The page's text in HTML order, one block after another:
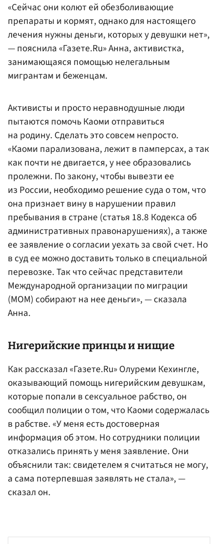
«Сейчас они колют ей обезболивающие
препараты и кормят, однако для настоящего
лечения нужны деньги, которых у девушки нет»,
— пояснила «Газете.Ru» Анна, активистка,
занимающаяся помощью нелегальным
мигрантам и беженцам.
Активисты и просто неравнодушные люди
пытаются помочь Каоми отправиться
на родину. Сделать это совсем непросто.
«Каоми парализована, лежит в памперсах, а так
как почти не двигается, у нее образовались
пролежни. По закону, чтобы вывезти ее
из России, необходимо решение суда о том, что
она признает вину в нарушении правил
пребывания в стране (статья 18.8 Кодекса об
административных правонарушениях), а также
ее заявление о согласии уехать за свой счет. Но
в суд ее можно доставить только в специальной
перевозке. Так что сейчас представители
Международной организации по миграции
(МОМ) собирают на нее деньги», — сказала
Анна.
Нигерийские принцы и нищие
Как рассказал «Газете.Ru» Олуреми Кехингле,
оказывающий помощь нигерийским девушкам,
которые попали в сексуальное рабство, он
сообщил полиции о том, что Каоми содержалась
в рабстве. «У меня есть достоверная
информация об этом. Но сотрудники полиции
отказались принять у меня заявление. Они
объяснили так: свидетелем я считаться не могу,
а сама потерпевшая заявлять не стала», —
сказал он.